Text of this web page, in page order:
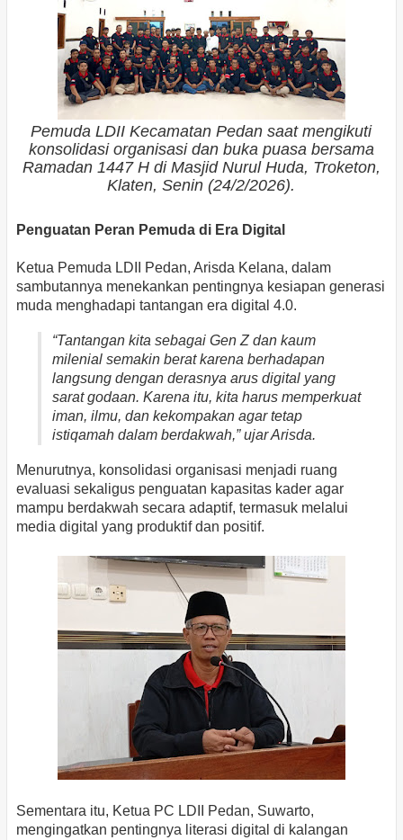
Pemuda LDII Kecamatan Pedan saat mengikuti
konsolidasi organisasi dan buka puasa bersama
Ramadan 1447 H di Masjid Nurul Huda, Troketon,
Klaten, Senin (24/2/2026).
Penguatan Peran Pemuda di Era Digital
Ketua Pemuda LDII Pedan, Arisda Kelana, dalam
sambutannya menekankan pentingnya kesiapan generasi
muda menghadapi tantangan era digital 4.0.
“Tantangan kita sebagai Gen Z dan kaum
milenial semakin berat karena berhadapan
langsung dengan derasnya arus digital yang
sarat godaan. Karena itu, kita harus memperkuat
iman, ilmu, dan kekompakan agar tetap
istiqamah dalam berdakwah,” ujar Arisda.
Menurutnya, konsolidasi organisasi menjadi ruang
evaluasi sekaligus penguatan kapasitas kader agar
mampu berdakwah secara adaptif, termasuk melalui
media digital yang produktif dan positif.
Sementara itu, Ketua PC LDII Pedan, Suwarto,
mengingatkan pentingnya literasi digital di kalangan